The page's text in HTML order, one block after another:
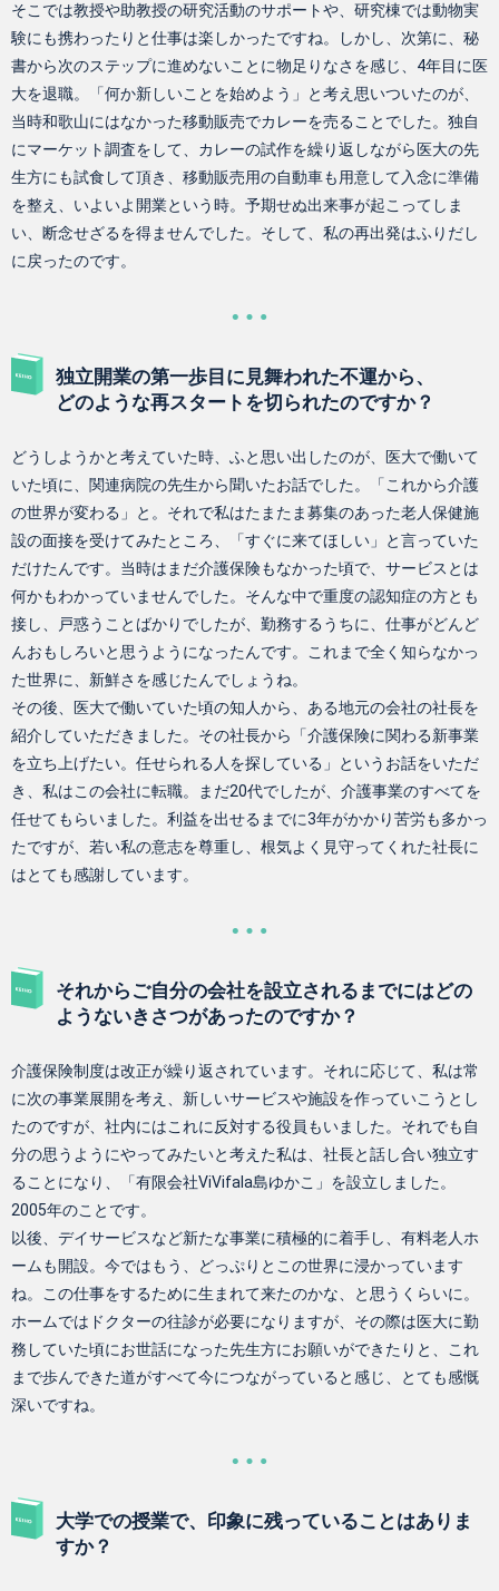
そこでは教授や助教授の研究活動のサポートや、研究棟では動物実
験にも携わったりと仕事は楽しかったですね。しかし、次第に、秘
書から次のステップに進めないことに物足りなさを感じ、4年目に医
大を退職。「何か新しいことを始めよう」と考え思いついたのが、
当時和歌山にはなかった移動販売でカレーを売ることでした。独自
にマーケット調査をして、カレーの試作を繰り返しながら医大の先
生方にも試食して頂き、移動販売用の自動車も用意して入念に準備
を整え、いよいよ開業という時。予期せぬ出来事が起こってしま
い、断念せざるを得ませんでした。そして、私の再出発はふりだし
に戻ったのです。
独立開業の第一歩目に見舞われた不運から、
どのような再スタートを切られたのですか？
どうしようかと考えていた時、ふと思い出したのが、医大で働いて
いた頃に、関連病院の先生から聞いたお話でした。「これから介護
の世界が変わる」と。それで私はたまたま募集のあった老人保健施
設の面接を受けてみたところ、「すぐに来てほしい」と言っていた
だけたんです。当時はまだ介護保険もなかった頃で、サービスとは
何かもわかっていませんでした。そんな中で重度の認知症の方とも
接し、戸惑うことばかりでしたが、勤務するうちに、仕事がどんど
んおもしろいと思うようになったんです。これまで全く知らなかっ
た世界に、新鮮さを感じたんでしょうね。
その後、医大で働いていた頃の知人から、ある地元の会社の社長を
紹介していただきました。その社長から「介護保険に関わる新事業
を立ち上げたい。任せられる人を探している」というお話をいただ
き、私はこの会社に転職。まだ20代でしたが、介護事業のすべてを
任せてもらいました。利益を出せるまでに3年がかかり苦労も多かっ
たですが、若い私の意志を尊重し、根気よく見守ってくれた社長に
はとても感謝しています。
それからご自分の会社を設立されるまでにはどの
ようないきさつがあったのですか？
介護保険制度は改正が繰り返されています。それに応じて、私は常
に次の事業展開を考え、新しいサービスや施設を作っていこうとし
たのですが、社内にはこれに反対する役員もいました。それでも自
分の思うようにやってみたいと考えた私は、社長と話し合い独立す
ることになり、「有限会社ViVifala島ゆかこ」を設立しました。
2005年のことです。
以後、デイサービスなど新たな事業に積極的に着手し、有料老人ホ
ームも開設。今ではもう、どっぷりとこの世界に浸かっています
ね。この仕事をするために生まれて来たのかな、と思うくらいに。
ホームではドクターの往診が必要になりますが、その際は医大に勤
務していた頃にお世話になった先生方にお願いができたりと、これ
まで歩んできた道がすべて今につながっていると感じ、とても感慨
深いですね。
大学での授業で、印象に残っていることはありま
すか？